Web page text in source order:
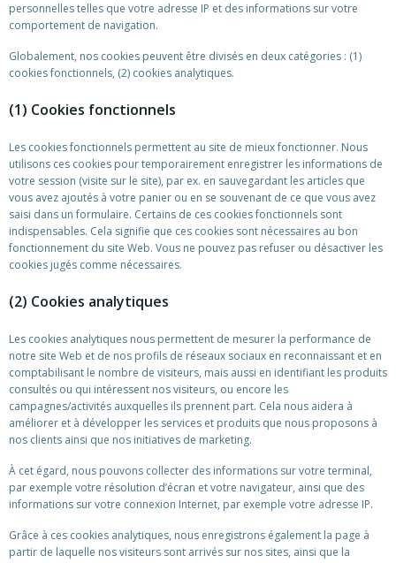
personnelles telles que votre adresse IP et des informations sur votre
comportement de navigation.
Globalement, nos cookies peuvent être divisés en deux catégories : (1)
cookies fonctionnels, (2) cookies analytiques.
(1) Cookies fonctionnels
Les cookies fonctionnels permettent au site de mieux fonctionner. Nous
utilisons ces cookies pour temporairement enregistrer les informations de
votre session (visite sur le site), par ex. en sauvegardant les articles que
vous avez ajoutés à votre panier ou en se souvenant de ce que vous avez
saisi dans un formulaire. Certains de ces cookies fonctionnels sont
indispensables. Cela signifie que ces cookies sont nécessaires au bon
fonctionnement du site Web. Vous ne pouvez pas refuser ou désactiver les
cookies jugés comme nécessaires.
(2) Cookies analytiques
Les cookies analytiques nous permettent de mesurer la performance de
notre site Web et de nos profils de réseaux sociaux en reconnaissant et en
comptabilisant le nombre de visiteurs, mais aussi en identifiant les produits
consultés ou qui intéressent nos visiteurs, ou encore les
campagnes/activités auxquelles ils prennent part. Cela nous aidera à
améliorer et à développer les services et produits que nous proposons à
nos clients ainsi que nos initiatives de marketing.
À cet égard, nous pouvons collecter des informations sur votre terminal,
par exemple votre résolution d’écran et votre navigateur, ainsi que des
informations sur votre connexion Internet, par exemple votre adresse IP.
Grâce à ces cookies analytiques, nous enregistrons également la page à
partir de laquelle nos visiteurs sont arrivés sur nos sites, ainsi que la